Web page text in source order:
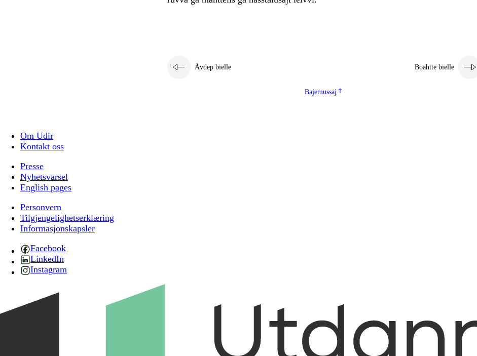
Åvdep bielle Boahtte bielle
Bajemussaj
Om Udir
Kontakt oss
Presse
Nyhetsvarsel
English pages
Personvern
Tilgjengelighetserklæring
Informasjonskapsler
Facebook
LinkedIn
Instagram